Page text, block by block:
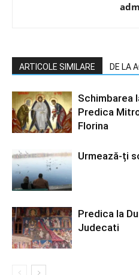
ARTICOLE SIMILARE DE LA
Schimbarea
Predica
Florina
Urmează-ți
Predica la
Judecati